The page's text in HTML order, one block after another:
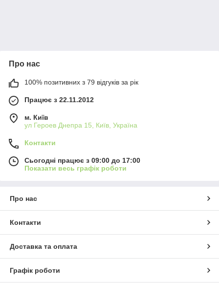
Про нас
100% позитивних з 79 відгуків за рік
Працює з 22.11.2012
м. Київ
ул Героев Днепра 15, Київ, Україна
Контакти
Сьогодні працює з 09:00 до 17:00
Показати весь графік роботи
Про нас
Контакти
Доставка та оплата
Графік роботи